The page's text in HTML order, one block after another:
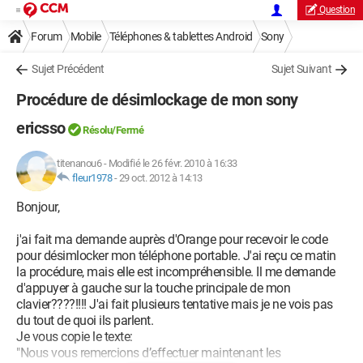
Question
Forum Mobile Téléphones & tablettes Android Sony
Sujet Précédent Sujet Suivant
Procédure de désimlockage de mon sony
ericsso
Résolu/Fermé
titenanou6- Modifié le 26 févr. 2010 à 16:33
fleur1978-29 oct. 2012 à 14:13
Bonjour,
j'ai fait ma demande auprès d'Orange pour recevoir le code
pour désimlocker mon téléphone portable. J'ai reçu ce matin
la procédure, mais elle est incompréhensible. Il me demande
d'appuyer à gauche sur la touche principale de mon
clavier????!!!! J'ai fait plusieurs tentative mais je ne vois pas
du tout de quoi ils parlent.
Je vous copie le texte:
"Nous vous remercions d’effectuer maintenant les